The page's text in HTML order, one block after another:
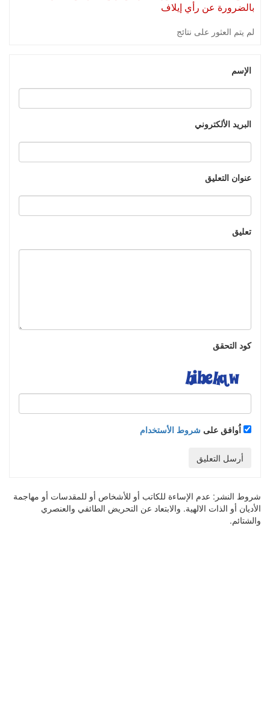
بالضرورة عن رأي إيلاف
لم يتم العثور على نتائج
الإسم
البريد الألكتروني
عنوان التعليق
تعليق
كود التحقق
اُوافق على شروط الأستخدام
أرسل التعليق
شروط النشر: عدم الإساءة للكاتب أو للأشخاص أو للمقدسات أو مهاجمة
الأديان أو الذات الالهية. والابتعاد عن التحريض الطائفي والعنصري
والشتائم.